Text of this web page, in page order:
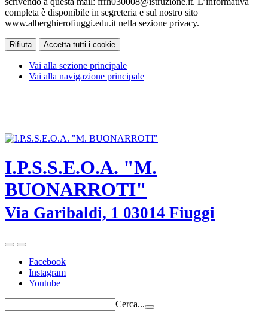
completa è disponibile in segreteria e sul nostro sito
www.alberghierofiuggi.edu.it nella sezione privacy.
Rifiuta Accetta tutti i cookie
Vai alla sezione principale
Vai alla navigazione principale
I.P.S.S.E.O.A. "M.
BUONARROTI"
Via Garibaldi, 1 03014 Fiuggi
Facebook
Instagram
Youtube
Cerca...